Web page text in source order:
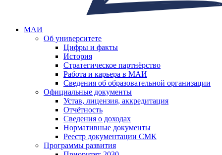
МАИ
Об университете
Цифры и факты
История
Стратегическое партнёрство
Работа и карьера в МАИ
Сведения об образовательной организации
Официальные документы
Устав, лицензия, аккредитация
Отчётность
Сведения о доходах
Нормативные документы
Реестр документации СМК
Программы развития